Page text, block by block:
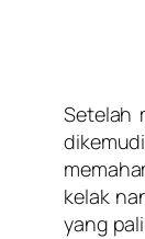
Setelah
kelak
yang